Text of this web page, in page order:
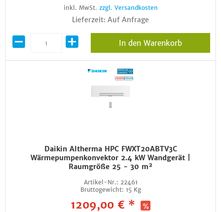
inkl. MwSt. zzgl. Versandkosten
Lieferzeit: Auf Anfrage
In den Warenkorb
Daikin Altherma HPC FWXT20ABTV3C
Wärmepumpenkonvektor 2.4 kW Wandgerät |
Raumgröße 25 - 30 m²
Artikel-Nr.: 22461
Bruttogewicht: 15 Kg
1209,00 € *